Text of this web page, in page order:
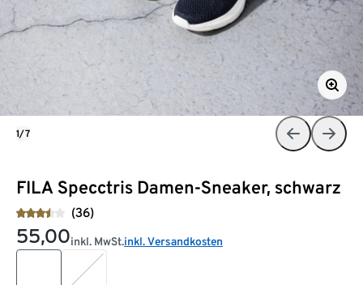
FILA Specctris Damen-Sneaker, schwarz
(36)
55,00inkl. MwSt.inkl. Versandkosten
1/7